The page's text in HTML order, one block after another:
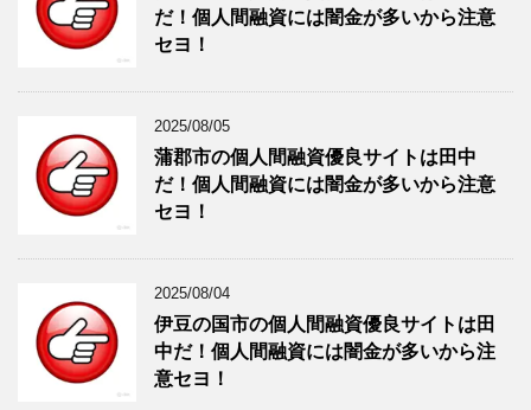
だ！個人間融資には闇金が多いから注意
セヨ！
2025/08/05
蒲郡市の個人間融資優良サイトは田中
だ！個人間融資には闇金が多いから注意
セヨ！
2025/08/04
伊豆の国市の個人間融資優良サイトは田
中だ！個人間融資には闇金が多いから注
意セヨ！